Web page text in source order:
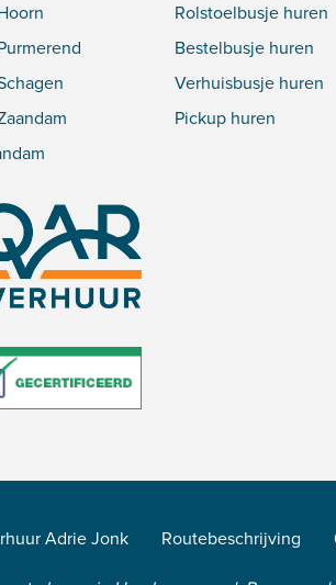
Rolstoelbusje huren
Bestelbusje huren
Verhuisbusje huren
Pickup huren
Adrie Jonk Routebeschrijving